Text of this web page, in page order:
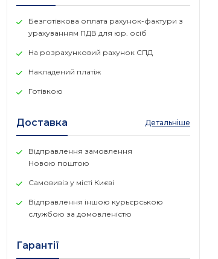
Безготівкова оплата рахунок-фактури з
урахуванням ПДВ для юр. осіб
На розрахунковий рахунок СПД
Накладений платіж
Готівкою
Доставка Детальніше
Відправлення замовлення
Новою поштою
Самовивіз у місті Києві
Відправлення іншою курьєрською
службою за домовленістю
Гарантії